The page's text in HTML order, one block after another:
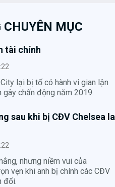
MỤC
tài chính
lại bị tố có hành vi gian lận
chấn động năm 2019.
sau khi bị CĐV Chelsea la
nhưng niềm vui của
vẹn khi anh bị chính các CĐV
đối.